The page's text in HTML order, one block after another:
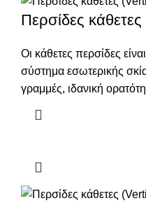
Περσίδες
Οι κάθετες περσίδες
σύστημα εσωτερικής
γραμμές, ιδανική